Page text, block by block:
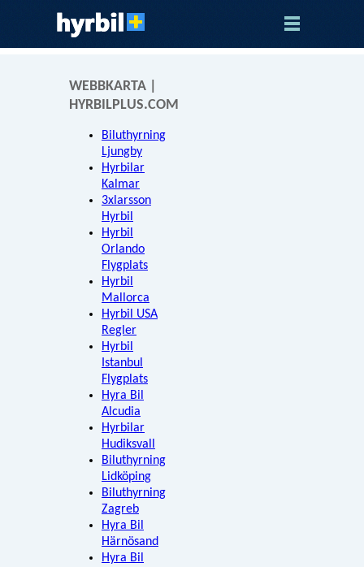
WEBBKARTA |
HYRBILPLUS.COM
Biluthyrning
Ljungby
Hyrbilar
Kalmar
3xlarsson
Hyrbil
Hyrbil
Orlando
Flygplats
Hyrbil
Mallorca
Hyrbil USA
Regler
Hyrbil
Istanbul
Flygplats
Hyra Bil
Alcudia
Hyrbilar
Hudiksvall
Biluthyrning
Lidköping
Biluthyrning
Zagreb
Hyra Bil
Härnösand
Hyra Bil